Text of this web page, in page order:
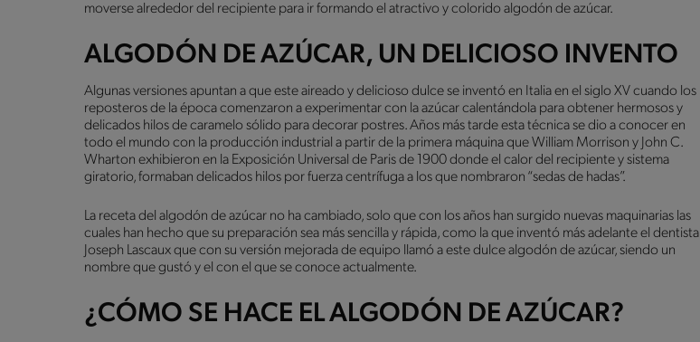
moverse alrededor del recipiente para ir formando el atractivo y colorido algodón de azúcar.
ALGODÓN DE AZÚCAR, UN DELICIOSO INVENTO
Algunas versiones apuntan a que este aireado y delicioso dulce se inventó en Italia en el siglo XV cuando los
reposteros de la época comenzaron a experimentar con la azúcar calentándola para obtener hermosos y
delicados hilos de caramelo sólido para decorar postres. Años más tarde esta técnica se dio a conocer en
todo el mundo con la producción industrial a partir de la primera máquina que William Morrison y John C.
Wharton exhibieron en la Exposición Universal de Paris de 1900 donde el calor del recipiente y sistema
giratorio, formaban delicados hilos por fuerza centrífuga a los que nombraron “sedas de hadas”.
La receta del algodón de azúcar no ha cambiado, solo que con los años han surgido nuevas maquinarias las
cuales han hecho que su preparación sea más sencilla y rápida, como la que inventó más adelante el dentista
Joseph Lascaux que con su versión mejorada de equipo llamó a este dulce algodón de azúcar, siendo un
nombre que gustó y el con el que se conoce actualmente.
¿CÓMO SE HACE EL ALGODÓN DE AZÚCAR?